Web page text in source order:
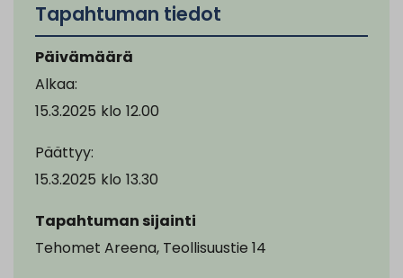
Tapahtuman tiedot
Päivämäärä
Alkaa:
15.3.2025 klo 12.00
Päättyy:
15.3.2025 klo 13.30
Tapahtuman sijainti
Tehomet Areena, Teollisuustie 14